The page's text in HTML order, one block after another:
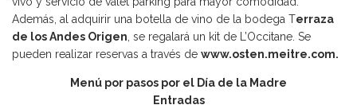
Además, al adquirir una botella de vino de la bodega Terraza
de los Andes Origen , se regalará un kit de L’Occitane. Se
pueden realizar reservas a través de www.osten.meitre.com.
Menú por pasos por el Día de la Madre
Entradas